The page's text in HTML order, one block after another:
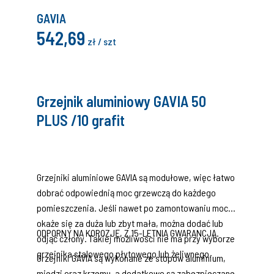
GAVIA
542,69 zł / szt
Grzejnik aluminiowy GAVIA 50
PLUS /10 grafit
Grzejniki aluminiowe GAVIA są modułowe, więc łatwo
dobrać odpowiednią moc grzewczą do każdego
pomieszczenia. Jeśli nawet po zamontowaniu moc
okaże się za duża lub zbyt mała, można dodać lub
odjąć człony. Takiej możliwości nie ma przy wyborze
grzejnika stalowego płytowego lub żeliwnego.
ODPORNY NA KOROZJĘ, Z 15-LETNIĄ GWARANCJĄ.
Grzejniki GAVIA są wykonane ze stopów aluminium,